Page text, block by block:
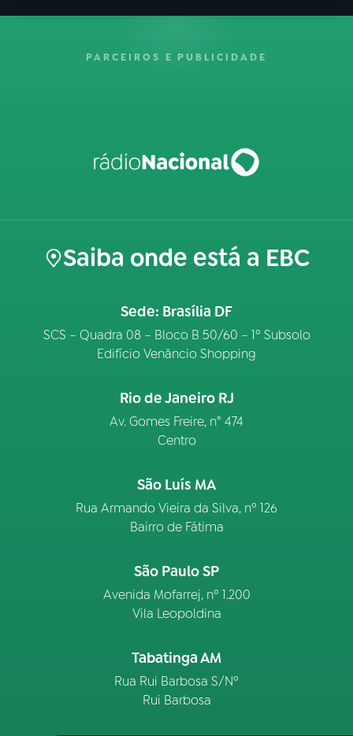
PARCEIROS E PUBLICIDADE
Saiba onde está a EBC
Sede: Brasília DF
SCS – Quadra 08 – Bloco B 50/60 – 1º Subsolo
Edifício Venâncio Shopping
Rio de Janeiro RJ
Av. Gomes Freire, n° 474
Centro
São Luís MA
Rua Armando Vieira da Silva, nº 126
Bairro de Fátima
São Paulo SP
Avenida Mofarrej, nº 1.200
Vila Leopoldina
Tabatinga AM
Rua Rui Barbosa S/Nº
Rui Barbosa